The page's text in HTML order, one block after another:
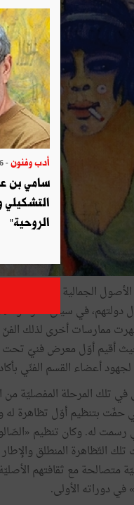
الجمالية الغربيّة
دولتهم، في سياق تأثّر
ممارسات أخرى لذلك الفنّ
أعضاء القسم الفنّي
في تلك المرحلة المفصليّة من
حفّت بتنظيم أوّل تظاهرة له
رسمت له. وكان تنظيم
شكلت تلك التّظاهرة المنطلق
متصالحة مع ثقافتهم
دوراته الأولى.
أدب وفنون - 2025.10.16
سامي بن
التشكيلي
الروحية"